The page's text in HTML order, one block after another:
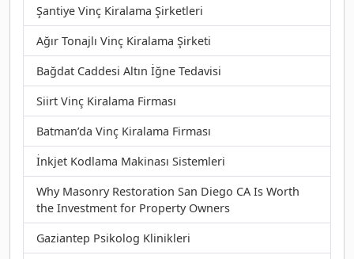
Şantiye Vinç Kiralama Şirketleri
Ağır Tonajlı Vinç Kiralama Şirketi
Bağdat Caddesi Altın İğne Tedavisi
Siirt Vinç Kiralama Firması
Batman’da Vinç Kiralama Firması
İnkjet Kodlama Makinası Sistemleri
Why Masonry Restoration San Diego CA Is Worth
the Investment for Property Owners
Gaziantep Psikolog Klinikleri